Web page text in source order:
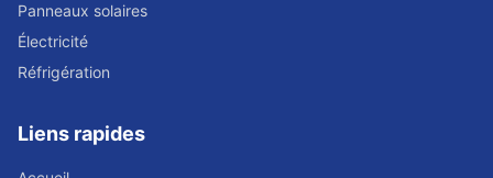
Panneaux solaires
Électricité
Réfrigération
Liens rapides